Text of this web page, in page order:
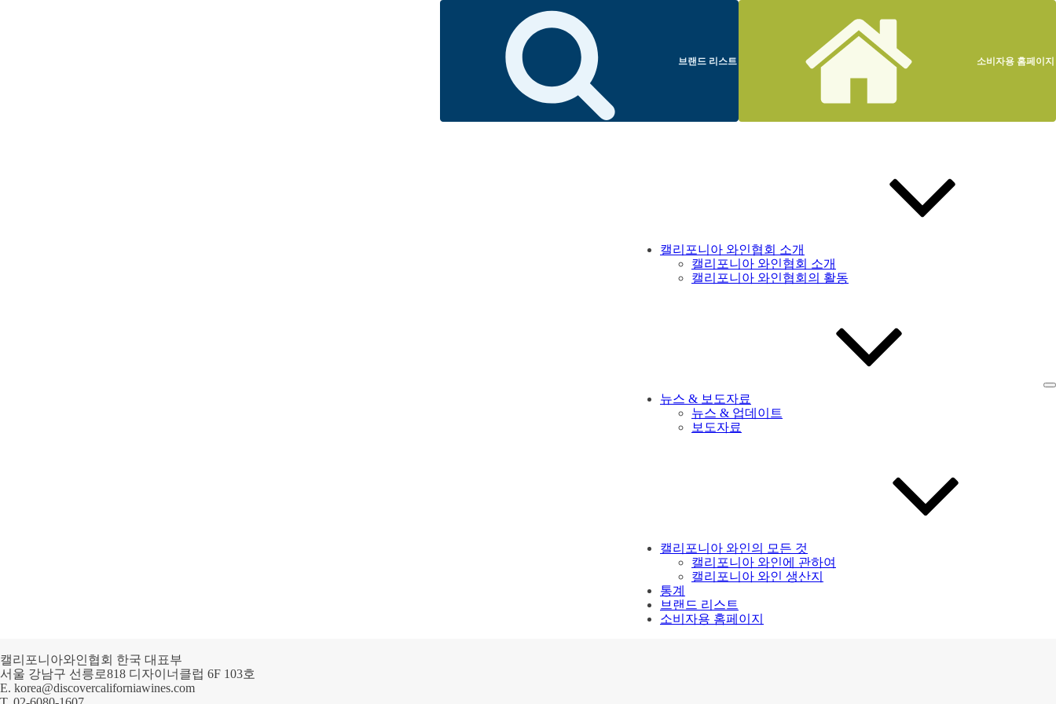
브랜드 리스트 소비자용 홈페이지
캘리포니아 와인협회 소개
캘리포니아 와인협회 소개
캘리포니아 와인협회의 활동
뉴스 & 보도자료
뉴스 & 업데이트
보도자료
캘리포니아 와인의 모든 것
캘리포니아 와인에 관하여
캘리포니아 와인 생산지
통계
브랜드 리스트
소비자용 홈페이지
캘리포니아와인협회 한국 대표부
서울 강남구 선릉로818 디자이너클럽 6F 103호
E. korea@discovercaliforniawines.com